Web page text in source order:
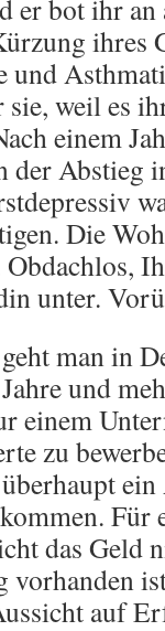
er bot ihr an
ihres
und
weil es
einem
der Abstieg
Die
unter.
man in
und
einem
zu
Für
das Geld
vorhanden
auf